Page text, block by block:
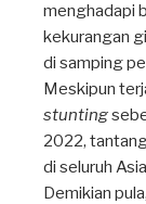
menghadapi
kekurangan
di samping
Meskipun
stunting
2022,
di seluruh
Demikian